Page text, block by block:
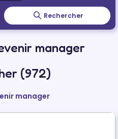
Rechercher
manager
(972)
manager